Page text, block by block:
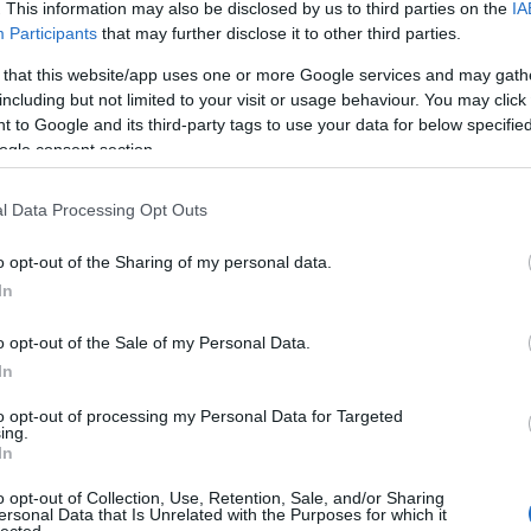
This information may also be disclosed by us to third parties on the
Participants that may further disclose it to other third parties.
that this website/app uses one or more Google services and may
but not limited to your visit or usage behaviour. You may
to Google and its third-party tags to use your data for below
consent section.
Data Processing Opt Outs
opt-out of the Sharing of my personal data.
opt-out of the Sale of my Personal Data.
opt-out of processing my Personal Data for Targeted
opt-out of Collection, Use, Retention, Sale, and/or Sharing
Data that Is Unrelated with the Purposes for which it
az utcai cipőddel be se menj a
lett az
érthető. De a UPC-Vodafone átállás
valakinek, meg is jelent a szerelő,
Az